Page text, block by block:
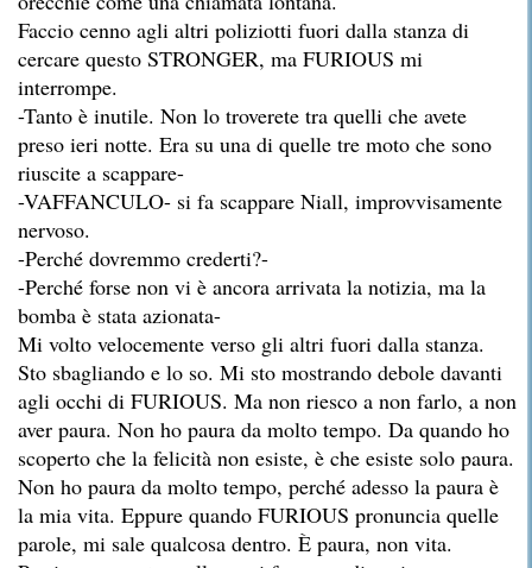
Faccio cenno agli altri poliziotti fuori dalla stanza di
cercare questo STRONGER, ma FURIOUS mi
interrompe.
-Tanto è inutile. Non lo troverete tra quelli che avete
preso ieri notte. Era su una di quelle tre moto che sono
riuscite a scappare-
-VAFFANCULO- si fa scappare Niall, improvvisamente
nervoso.
-Perché dovremmo crederti?-
-Perché forse non vi è ancora arrivata la notizia, ma la
bomba è stata azionata-
Mi volto velocemente verso gli altri fuori dalla stanza.
Sto sbagliando e lo so. Mi sto mostrando debole davanti
agli occhi di FURIOUS. Ma non riesco a non farlo, a non
aver paura. Non ho paura da molto tempo. Da quando ho
scoperto che la felicità non esiste, è che esiste solo paura.
Non ho paura da molto tempo, perché adesso la paura è
la mia vita. Eppure quando FURIOUS pronuncia quelle
parole, mi sale qualcosa dentro. È paura, non vita.